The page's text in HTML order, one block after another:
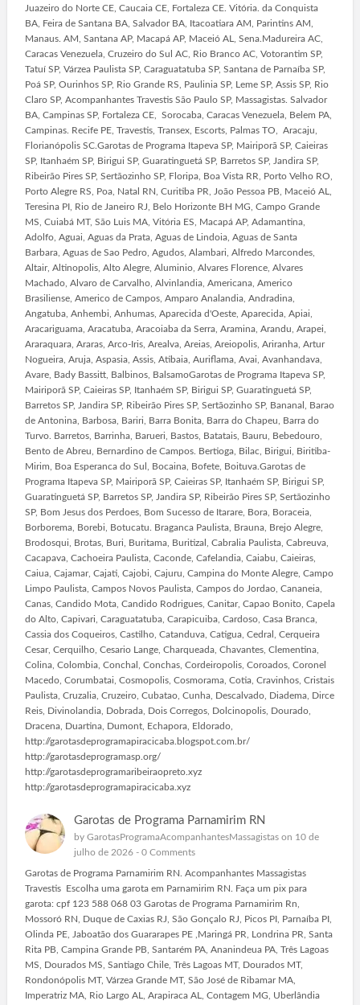
Juazeiro do Norte CE, Caucaia CE, Fortaleza CE. Vitória. da Conquista
BA, Feira de Santana BA, Salvador BA, Itacoatiara AM, Parintins AM,
Manaus. AM, Santana AP, Macapá AP, Maceió AL, Sena.Madureira AC,
Caracas Venezuela, Cruzeiro do Sul AC, Rio Branco AC, Votorantim SP,
Tatuí SP, Várzea Paulista SP, Caraguatatuba SP, Santana de Parnaíba SP,
Poá SP, Ourinhos SP, Rio Grande RS, Paulinia SP, Leme SP, Assis SP, Rio
Claro SP, Acompanhantes Travestis São Paulo SP, Massagistas. Salvador
BA, Campinas SP, Fortaleza CE, Sorocaba, Caracas Venezuela, Belem PA,
Campinas. Recife PE, Travestis, Transex, Escorts, Palmas TO, Aracaju,
Florianópolis SC.Garotas de Programa Itapeva SP, Mairiporã SP, Caieiras
SP, Itanhaém SP, Birigui SP, Guaratinguetá SP, Barretos SP, Jandira SP,
Ribeirão Pires SP, Sertãozinho SP, Floripa, Boa Vista RR, Porto Velho RO,
Porto Alegre RS, Poa, Natal RN, Curitiba PR, João Pessoa PB, Maceió AL,
Teresina PI, Rio de Janeiro RJ, Belo Horizonte BH MG, Campo Grande
MS, Cuiabá MT, São Luis MA, Vitória ES, Macapá AP, Adamantina,
Adolfo, Aguai, Aguas da Prata, Aguas de Lindoia, Aguas de Santa
Barbara, Aguas de Sao Pedro, Agudos, Alambari, Alfredo Marcondes,
Altair, Altinopolis, Alto Alegre, Aluminio, Alvares Florence, Alvares
Machado, Alvaro de Carvalho, Alvinlandia, Americana, Americo
Brasiliense, Americo de Campos, Amparo Analandia, Andradina,
Angatuba, Anhembi, Anhumas, Aparecida d'Oeste, Aparecida, Apiai,
Aracariguama, Aracatuba, Aracoiaba da Serra, Aramina, Arandu, Arapei,
Araraquara, Araras, Arco-Iris, Arealva, Areias, Areiopolis, Ariranha, Artur
Nogueira, Aruja, Aspasia, Assis, Atibaia, Auriflama, Avai, Avanhandava,
Avare, Bady Bassitt, Balbinos, BalsamoGarotas de Programa Itapeva SP,
Mairiporã SP, Caieiras SP, Itanhaém SP, Birigui SP, Guaratinguetá SP,
Barretos SP, Jandira SP, Ribeirão Pires SP, Sertãozinho SP, Bananal, Barao
de Antonina, Barbosa, Bariri, Barra Bonita, Barra do Chapeu, Barra do
Turvo. Barretos, Barrinha, Barueri, Bastos, Batatais, Bauru, Bebedouro,
Bento de Abreu, Bernardino de Campos. Bertioga, Bilac, Birigui, Biritiba-
Mirim, Boa Esperanca do Sul, Bocaina, Bofete, Boituva.Garotas de
Programa Itapeva SP, Mairiporã SP, Caieiras SP, Itanhaém SP, Birigui SP,
Guaratinguetá SP, Barretos SP, Jandira SP, Ribeirão Pires SP, Sertãozinho
SP, Bom Jesus dos Perdoes, Bom Sucesso de Itarare, Bora, Boraceia,
Borborema, Borebi, Botucatu. Braganca Paulista, Brauna, Brejo Alegre,
Brodosqui, Brotas, Buri, Buritama, Buritizal, Cabralia Paulista, Cabreuva,
Cacapava, Cachoeira Paulista, Caconde, Cafelandia, Caiabu, Caieiras,
Caiua, Cajamar, Cajati, Cajobi, Cajuru, Campina do Monte Alegre, Campo
Limpo Paulista, Campos Novos Paulista, Campos do Jordao, Cananeia,
Canas, Candido Mota, Candido Rodrigues, Canitar, Capao Bonito, Capela
do Alto, Capivari, Caraguatatuba, Carapicuiba, Cardoso, Casa Branca,
Cassia dos Coqueiros, Castilho, Catanduva, Catigua, Cedral, Cerqueira
Cesar, Cerquilho, Cesario Lange, Charqueada, Chavantes, Clementina,
Colina, Colombia, Conchal, Conchas, Cordeiropolis, Coroados, Coronel
Macedo, Corumbatai, Cosmopolis, Cosmorama, Cotia, Cravinhos, Cristais
Paulista, Cruzalia, Cruzeiro, Cubatao, Cunha, Descalvado, Diadema, Dirce
Reis, Divinolandia, Dobrada, Dois Corregos, Dolcinopolis, Dourado,
Dracena, Duartina, Dumont, Echapora, Eldorado,
http://garotasdeprogramapiracicaba.blogspot.com.br/
http://garotasdeprogramasp.org/
http://garotasdeprogramaribeiraopreto.xyz
http://garotasdeprogramapiracicaba.xyz
Garotas de Programa Parnamirim RN
by GarotasProgramaAcompanhantesMassagistason 10 de
julho de 2026 - 0 Comments
Garotas de Programa Parnamirim RN. Acompanhantes Massagistas
Travestis Escolha uma garota em Parnamirim RN. Faça um pix para
garota: cpf 123 588 068 03 Garotas de Programa Parnamirim Rn,
Mossoró RN, Duque de Caxias RJ, São Gonçalo RJ, Picos PI, Parnaíba PI,
Olinda PE, Jaboatão dos Guararapes PE ,Maringá PR, Londrina PR, Santa
Rita PB, Campina Grande PB, Santarém PA, Ananindeua PA, Três Lagoas
MS, Dourados MS, Santiago Chile, Três Lagoas MT, Dourados MT,
Rondonópolis MT, Várzea Grande MT, São José de Ribamar MA,
Imperatriz MA, Rio Largo AL, Arapiraca AL, Contagem MG, Uberlândia